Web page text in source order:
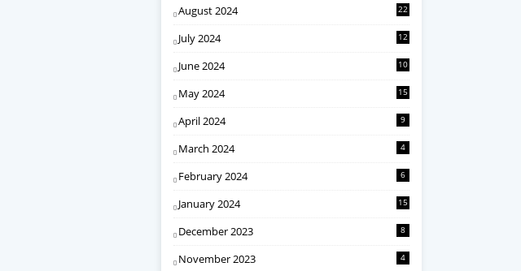
August 2024 22
July 2024 12
June 2024 10
May 2024 15
April 2024 9
March 2024 4
February 2024 6
January 2024 15
December 2023 8
November 2023 4